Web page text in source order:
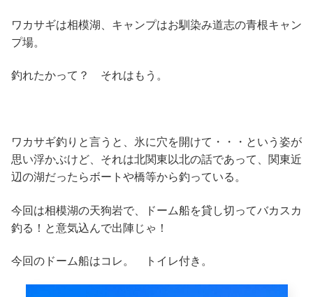
ワカサギは相模湖、キャンプはお馴染み道志の青根キャン
プ場。
釣れたかって？ それはもう。
ワカサギ釣りと言うと、氷に穴を開けて・・・という姿が
思い浮かぶけど、それは北関東以北の話であって、関東近
辺の湖だったらボートや橋等から釣っている。
今回は相模湖の天狗岩で、ドーム船を貸し切ってバカスカ
釣る！と意気込んで出陣じゃ！
今回のドーム船はコレ。 トイレ付き。